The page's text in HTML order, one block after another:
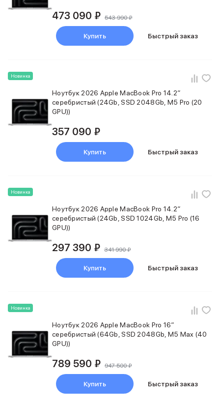
Мультимедиа
Акустические системы
Наушники
Защита устройства
Чехлы
Аксессуары для гаджетов
Пульты ДУ
Аксессуары для игровых приставок
Держатели и подставки
Смартфоны Huawei
Складные смартфоны
Смартфоны Samsung
USB-C кабели
Внешние аккумуляторы
Автомобильные зарядные устройства
Samsung
Google
Баннер ПВЗ
Баннер доставка
Смартфоны Tecno
Смартфоны Motorola
473 090 ₽ 543 990 ₽
Купить Быстрый заказ
Новинка
Ноутбук 2026 Apple MacBook Pro 14.2″
серебристый (24Gb, SSD 2048Gb, M5 Pro (20
GPU))
357 090 ₽
Купить Быстрый заказ
Новинка
Ноутбук 2026 Apple MacBook Pro 14.2″
серебристый (24Gb, SSD 1024Gb, M5 Pro (16
GPU))
297 390 ₽ 341 990 ₽
Купить Быстрый заказ
Новинка
Ноутбук 2026 Apple MacBook Pro 16″
серебристый (64Gb, SSD 2048Gb, M5 Max (40
GPU))
789 590 ₽ 947 500 ₽
Купить Быстрый заказ